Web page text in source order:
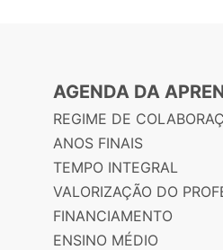
AGENDA DA
REGIME DE
ANOS FINAIS
TEMPO INTEGRAL
VALORIZAÇÃO DO
FINANCIAMENTO
ENSINO MÉDIO